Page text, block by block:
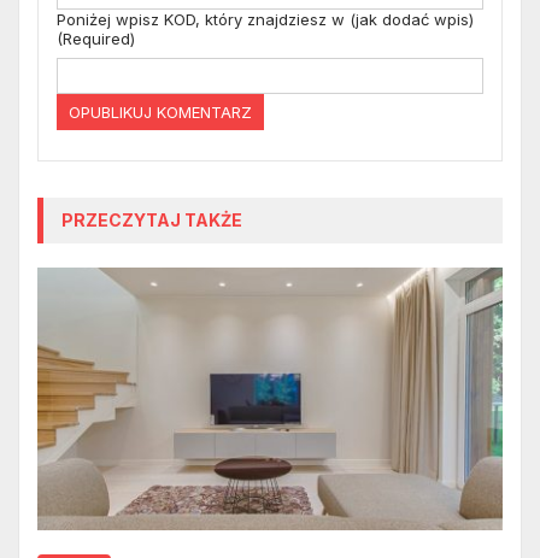
Poniżej wpisz KOD, który znajdziesz w (jak dodać wpis)
(Required)
PRZECZYTAJ TAKŻE